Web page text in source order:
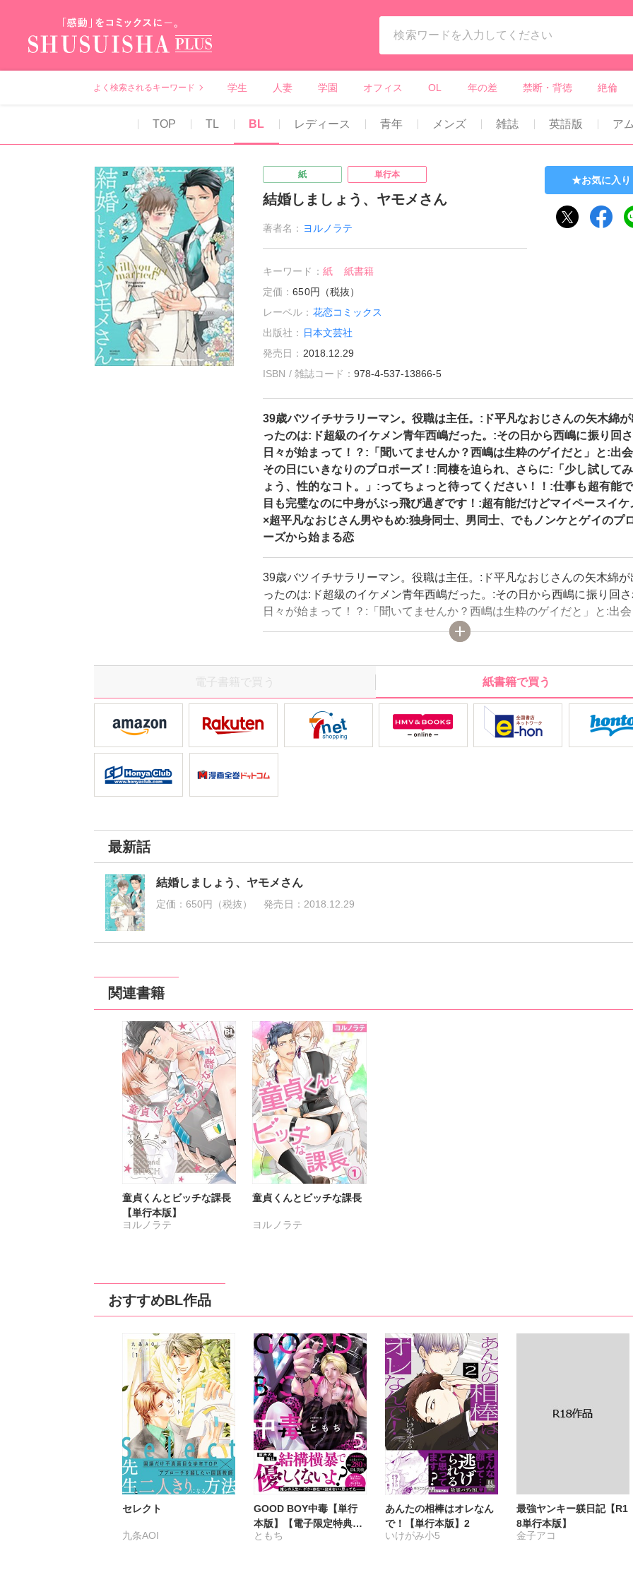
よく検索されるキーワード 学生 人妻 学園 オフィス OL 年の差 禁断・背徳 絶倫
TOP TL BL レディース 青年 メンズ 雑誌 英語版 ア
紙 単行本
結婚しましょう、ヤモメさん
著者名： ヨルノラテ
キーワード： 紙
紙書籍
定価：650円（税抜）
レーベル： 花恋コミックス
出版社： 日本文芸社
発売日： 2018.12.29
ISBN / 雑誌コード： 978-4-537-13866-5
お気に入り
39歳バツイチサラリーマン。役職は主任。:ド平凡なおじさんの矢木綿が
ったのは:ド超級のイケメン青年西嶋だった。:その日から西嶋に振り回
日々が始まって！？:「聞いてませんか？西嶋は生粋のゲイだと」と:出
その日にいきなりのプロポーズ！:同棲を迫られ、さらに:「少し試して
ょう、性的なコト。」:ってちょっと待ってください！！:仕事も超有能
目も完璧なのに中身がぶっ飛び過ぎです！:超有能だけどマイペースイケ
×超平凡なおじさん男やもめ:独身同士、男同士、でもノンケとゲイのプ
ーズから始まる恋
39歳バツイチサラリーマン。役職は主任。:ド平凡なおじさんの矢木綿が
ったのは:ド超級のイケメン青年西嶋だった。:その日から西嶋に振り回さ
日々が始まって！？:「聞いてませんか？西嶋は生粋のゲイだと」と:出会
その日にいきなりのプロポーズ！:同棲を迫られ、さらに:「少し試してみ
ょう、性的なコト。」:ってちょっと待ってください！！:仕事も超有能で
×超平凡なおじさん男やもめ:独身同士、男同士、でもノンケとゲイのプロ
ーズから始まる恋
電子書籍で買う 紙書籍で買う
最新話
結婚しましょう、ヤモメさん
定価：650円（税抜） 発売日： 2018.12.29
関連書籍
童貞くんとビッチな課長
【単行本版】
ヨルノラテ
童貞くんとビッチな課長
ヨルノラテ
おすすめBL作品
セレクト
九条AOI
GOOD BOY中毒【単行
本版】【電子限定特典付
き】5
ともち
あんたの相棒はオレなん
で！【単行本版】2
いけがみ小5
最強ヤンキー躾日記【R1
8単行本版】
金子アコ